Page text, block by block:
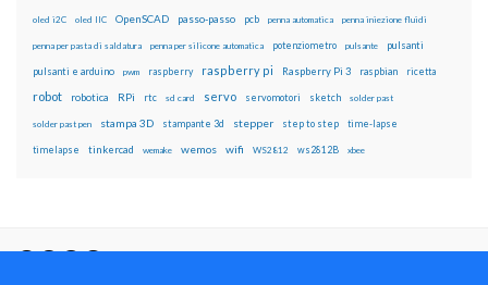
oled i2C oled IIC OpenSCAD passo-passo pcb penna automatica penna iniezione fluidi
penna per pasta di saldatura penna per silicone automatica potenziometro pulsante pulsanti
pulsanti e arduino pwm raspberry raspberry pi Raspberry Pi 3 raspbian ricetta
robot robotica RPi rtc sd card servo servomotori sketch solder past
solder past pen stampa 3D stampante 3d stepper step to step time-lapse
timelapse tinkercad wemake wemos wifi WS2812 ws2812B xbee